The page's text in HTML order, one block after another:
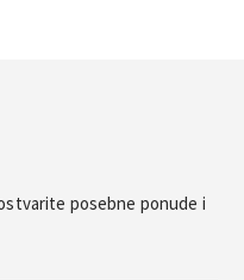
posebne ponude i